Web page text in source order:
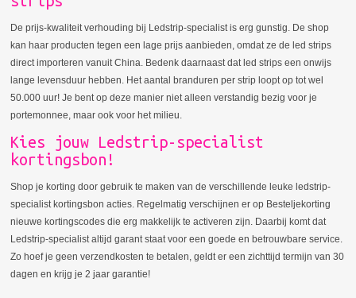
De prijs-kwaliteit verhouding bij Ledstrip-specialist is erg gunstig. De shop
kan haar producten tegen een lage prijs aanbieden, omdat ze de led strips
direct importeren vanuit China. Bedenk daarnaast dat led strips een onwijs
lange levensduur hebben. Het aantal branduren per strip loopt op tot wel
50.000 uur! Je bent op deze manier niet alleen verstandig bezig voor je
portemonnee, maar ook voor het milieu.
Kies jouw Ledstrip-specialist
kortingsbon!
Shop je korting door gebruik te maken van de verschillende leuke ledstrip-
specialist kortingsbon acties. Regelmatig verschijnen er op Besteljekorting
nieuwe kortingscodes die erg makkelijk te activeren zijn. Daarbij komt dat
Ledstrip-specialist altijd garant staat voor een goede en betrouwbare service.
Zo hoef je geen verzendkosten te betalen, geldt er een zichttijd termijn van 30
dagen en krijg je 2 jaar garantie!